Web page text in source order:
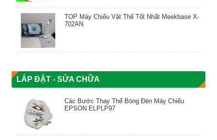
TOP Máy Chiếu Vật Thể Tốt Nhất Meekbase X-
702AN
LẮP ĐẶT - SỬA CHỮA
Các Bước Thay Thế Bóng Đèn Máy Chiếu
EPSON ELPLP97